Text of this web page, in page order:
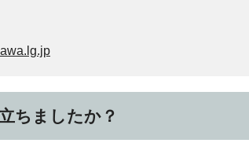
ちましたか？